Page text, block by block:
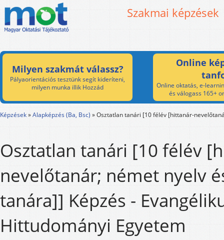
Szakmai képzések
Milyen szakmát válassz?
Pályaorientációs tesztünk segít kideríteni,
milyen munka illik Hozzád
Online
Online oktatás, e-
és válogass 165+
Képzések»Alapképzés (Ba, Bsc) »Osztatlan tanári [10 félév [hittanár-
Osztatlan tanári [10 félév
nevelőtanár; német nyelv
tanára]] Képzés -
Hittudományi Egyetem